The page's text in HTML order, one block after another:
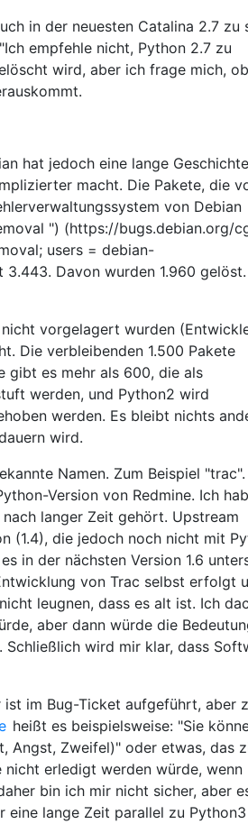
in der neuesten Catalina 2.7 zu
empfehle nicht, Python 2.7 zu
wird, aber ich frage mich,
hat jedoch eine lange
macht. Die Pakete, die
von Debian
") (https://bugs.debian.org/
users =debian-
Davon wurden 1.960
vorgelagert wurden
Die verbleibenden 1.500 Pakete
gibt es mehr als 600, die als
werden, und Python2 wird
werden. Es bleibt nichts
wird.
Namen. Zum Beispiel
Version von Redmine. Ich
langer Zeit gehört. Upstream
(1.4), die jedoch noch nicht mit
in der nächsten Version 1.6
von Trac selbst erfolgt
leugnen, dass es alt ist. Ich
aber dann würde die
wird mir klar, dass
im Bug-Ticket aufgeführt, aber
heißt es beispielsweise: "Sie
Angst, Zweifel)" oder etwas, das
erledigt werden würde, wenn
bin ich mir nicht sicher, aber
eine lange Zeit parallel zu